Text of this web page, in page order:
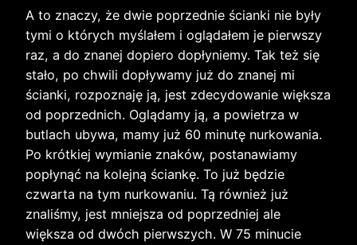
A to znaczy, że dwie poprzednie ścianki nie były
tymi o których myślałem i oglądałem je pierwszy
raz, a do znanej dopiero dopłyniemy. Tak też się
stało, po chwili dopływamy już do znanej mi
ścianki, rozpoznaję ją, jest zdecydowanie większa
od poprzednich. Oglądamy ją, a powietrza w
butlach ubywa, mamy już 60 minutę nurkowania.
Po krótkiej wymianie znaków, postanawiamy
popłynąć na kolejną ściankę. To już będzie
czwarta na tym nurkowaniu. Tą również już
znaliśmy, jest mniejsza od poprzedniej ale
większa od dwóch pierwszych. W 75 minucie